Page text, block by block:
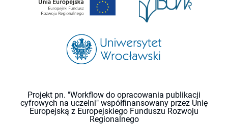
Projekt pn. "Workflow do opracowania publikacji
cyfrowych na uczelni" współfinansowany przez Unię
Europejską z Europejskiego Funduszu Rozwoju
Regionalnego